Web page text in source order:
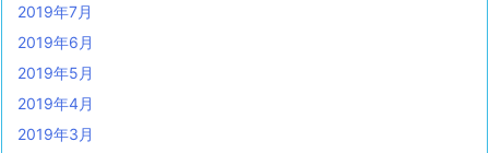
2019年7月
2019年6月
2019年5月
2019年4月
2019年3月